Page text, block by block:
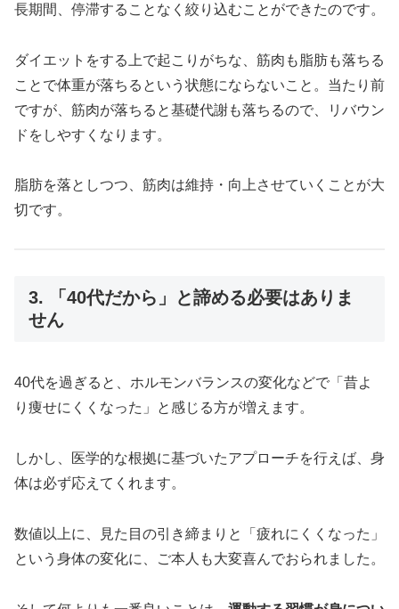
長期間、停滞することなく絞り込むことができたのです。
ダイエットをする上で起こりがちな、筋肉も脂肪も落ちる
ことで体重が落ちるという状態にならないこと。当たり前
ですが、筋肉が落ちると基礎代謝も落ちるので、リバウン
ドをしやすくなります。
脂肪を落としつつ、筋肉は維持・向上させていくことが大
切です。
3. 「40代だから」と諦める必要はありま
せん
40代を過ぎると、ホルモンバランスの変化などで「昔よ
り痩せにくくなった」と感じる方が増えます。
しかし、医学的な根拠に基づいたアプローチを行えば、身
体は必ず応えてくれます。
数値以上に、見た目の引き締まりと「疲れにくくなった」
という身体の変化に、ご本人も大変喜んでおられました。